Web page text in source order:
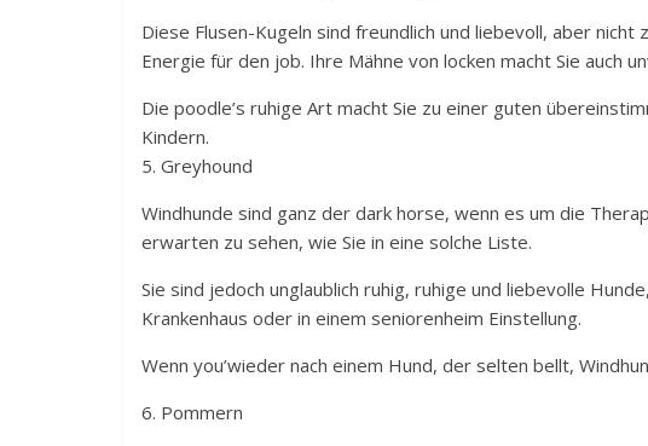
Diese Flusen-Kugeln sind freundlich und liebevoll, aber
Energie für den job. Ihre Mähne von locken macht Sie auch
Die poodle’s ruhige Art macht Sie zu einer guten
Kindern.
5. Greyhound
Windhunde sind ganz der dark horse, wenn es um die
erwarten zu sehen, wie Sie in eine solche Liste.
Sie sind jedoch unglaublich ruhig, ruhige und liebevolle
Krankenhaus oder in einem seniorenheim Einstellung.
Wenn you’wieder nach einem Hund, der selten bellt,
6. Pommern